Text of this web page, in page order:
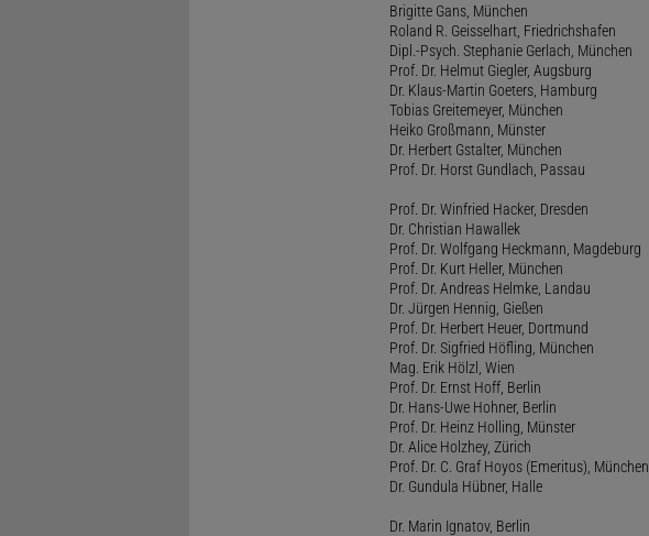
Brigitte Gans, München
Roland R. Geisselhart, Friedrichshafen
Dipl.-Psych. Stephanie Gerlach, München
Prof. Dr. Helmut Giegler, Augsburg
Dr. Klaus-Martin Goeters, Hamburg
Tobias Greitemeyer, München
Heiko Großmann, Münster
Dr. Herbert Gstalter, München
Prof. Dr. Horst Gundlach, Passau
Prof. Dr. Winfried Hacker, Dresden
Dr. Christian Hawallek
Prof. Dr. Wolfgang Heckmann, Magdeburg
Prof. Dr. Kurt Heller, München
Prof. Dr. Andreas Helmke, Landau
Dr. Jürgen Hennig, Gießen
Prof. Dr. Herbert Heuer, Dortmund
Prof. Dr. Sigfried Höfling, München
Mag. Erik Hölzl, Wien
Prof. Dr. Ernst Hoff, Berlin
Dr. Hans-Uwe Hohner, Berlin
Prof. Dr. Heinz Holling, Münster
Dr. Alice Holzhey, Zürich
Prof. Dr. C. Graf Hoyos (Emeritus), München
Dr. Gundula Hübner, Halle
Dr. Marin Ignatov, Berlin